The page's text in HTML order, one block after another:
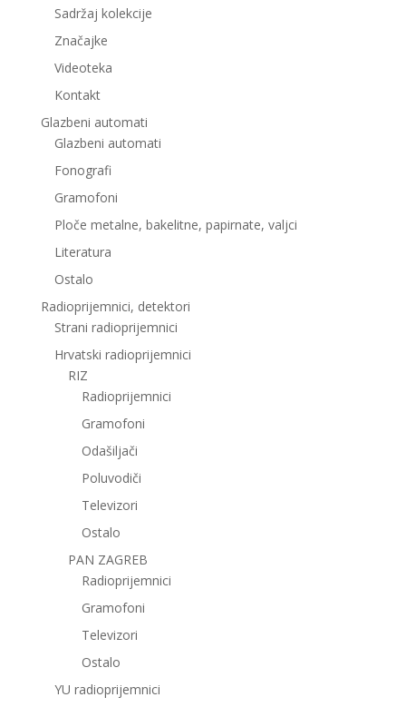
Sadržaj kolekcije
Značajke
Videoteka
Kontakt
Glazbeni automati
Glazbeni automati
Fonografi
Gramofoni
Ploče metalne, bakelitne, papirnate, valjci
Literatura
Ostalo
Radioprijemnici, detektori
Strani radioprijemnici
Hrvatski radioprijemnici
RIZ
Radioprijemnici
Gramofoni
Odašiljači
Poluvodiči
Televizori
Ostalo
PAN ZAGREB
Radioprijemnici
Gramofoni
Televizori
Ostalo
YU radioprijemnici